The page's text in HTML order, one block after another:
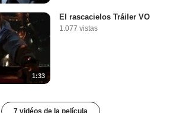
1:33
El rascacielos Tráiler VO
1.077 vistas
7 vidéos de la película